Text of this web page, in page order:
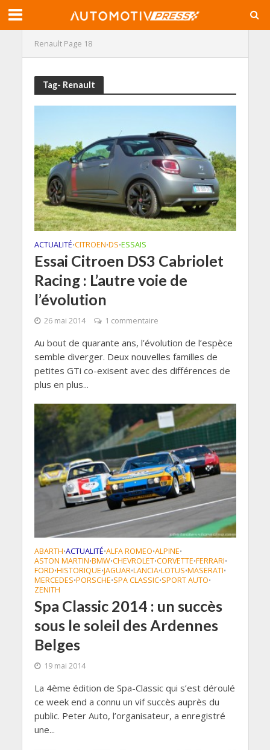
Renault Page 18
Tag- Renault
ACTUALITÉ•CITROEN•DS•ESSAIS
Essai Citroen DS3 Cabriolet
Racing : L’autre voie de
l’évolution
26 mai 2014 1 commentaire
Au bout de quarante ans, l’évolution de l’espèce
semble diverger. Deux nouvelles familles de
petites GTi co-exisent avec des différences de
plus en plus...
ABARTH•ACTUALITÉ•ALFA ROMEO•ALPINE•
ASTON MARTIN•BMW•CHEVROLET•CORVETTE•FERRARI•
FORD•HISTORIQUE•JAGUAR•LANCIA•LOTUS•MASERATI•
MERCEDES•PORSCHE•SPA CLASSIC•SPORT AUTO•
ZENITH
Spa Classic 2014 : un succès
sous le soleil des Ardennes
Belges
19 mai 2014
La 4ème édition de Spa-Classic qui s’est déroulé
ce week end a connu un vif succès auprès du
public. Peter Auto, l’organisateur, a enregistré
une...